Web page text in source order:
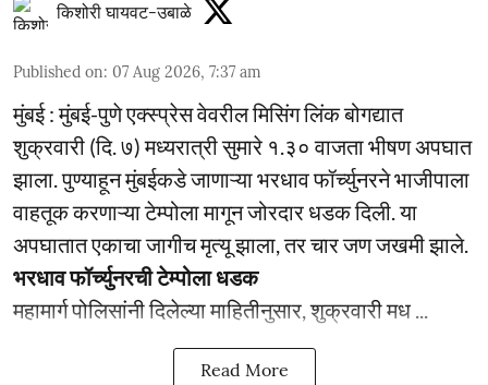
किशोरी घायवट-उबाळे
Published on: 07 Aug 2026, 7:37 am
मुंबई : मुंबई-पुणे एक्स्प्रेस वेवरील मिसिंग लिंक बोगद्यात
शुक्रवारी (दि. ७) मध्यरात्री सुमारे १.३० वाजता भीषण अपघात
झाला. पुण्याहून मुंबईकडे जाणाऱ्या भरधाव फॉर्च्युनरने भाजीपाला
वाहतूक करणाऱ्या टेम्पोला मागून जोरदार धडक दिली. या
अपघातात एकाचा जागीच मृत्यू झाला, तर चार जण जखमी झाले.
भरधाव फॉर्च्युनरची टेम्पोला धडक
महामार्ग पोलिसांनी दिलेल्या माहितीनुसार, शुक्रवारी मध ...
Read More